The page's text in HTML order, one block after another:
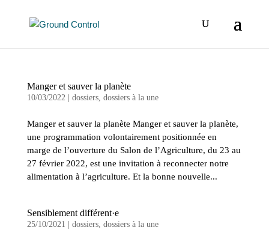
Manger et sauver la planète
10/03/2022| dossiers, dossiers à la une
Manger et sauver la planète Manger et sauver la planète,
une programmation volontairement positionnée en
marge de l’ouverture du Salon de l’Agriculture, du 23 au
27 février 2022, est une invitation à reconnecter notre
alimentation à l’agriculture. Et la bonne nouvelle...
Sensiblement différent·e
25/10/2021 dossiers, dossiers à la une